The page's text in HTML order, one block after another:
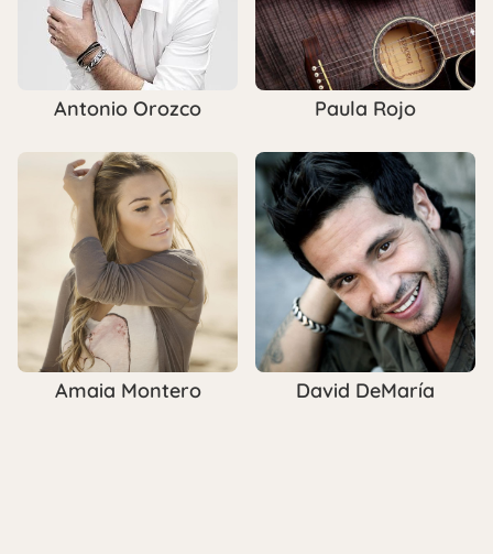
Antonio Orozco Paula Rojo
Amaia Montero David DeMaría